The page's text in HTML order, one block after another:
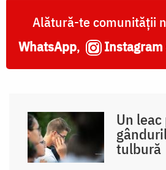
Alătură-te comunității
WhatsApp, Instagram
Un
tulbură